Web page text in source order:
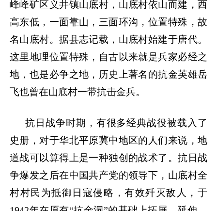
峰峰矿区义井镇山底村，山底村依山而建，西
高东低，一面靠山，三面环沟，位置特殊，故
名山底村。据县志记载，山底村始建于唐代。
这里地理位置特殊，自古以来就是兵家必经之
地，也是必争之地，历史上著名的抗金英雄岳
飞也曾在山底村一带抗击金兵。
抗日战争时期，有很多经典战役被载入了
史册，对于华北平原冀中地区的人们来说，地
道战可以算得上是一种独创的战术了。抗日战
争爆发之后在中国共产党的领导下，山底村全
村村民为抵御日寇侵略，有效歼灭敌人，于